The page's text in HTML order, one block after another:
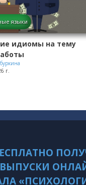
языки
идиомы на тему
г.